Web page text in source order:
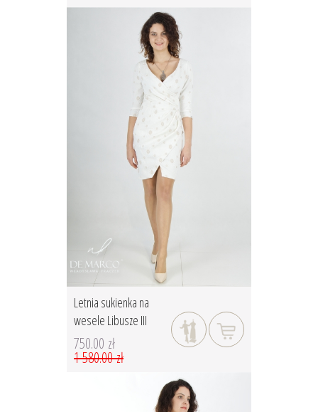
Letnia sukienka na
wesele Libusze III
750.00 zł
1 580.00 zł